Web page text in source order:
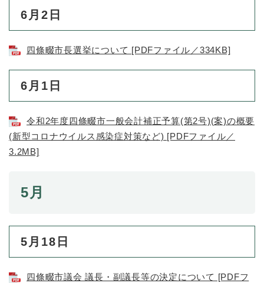
6月2日
四條畷市長選挙について [PDFファイル／334KB]
6月1日
令和2年度四條畷市一般会計補正予算(第2号)(案)の概要
(新型コロナウイルス感染症対策など) [PDFファイル／
3.2MB]
5月
5月18日
四條畷市議会 議長・副議長等の決定について [PDFフ